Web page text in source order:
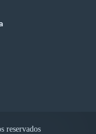
reservados